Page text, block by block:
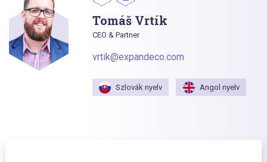
Tomáš Vrtík
CEO & Partner
vrtik@expandeco.com
Szlovák nyelv Angol nyelv